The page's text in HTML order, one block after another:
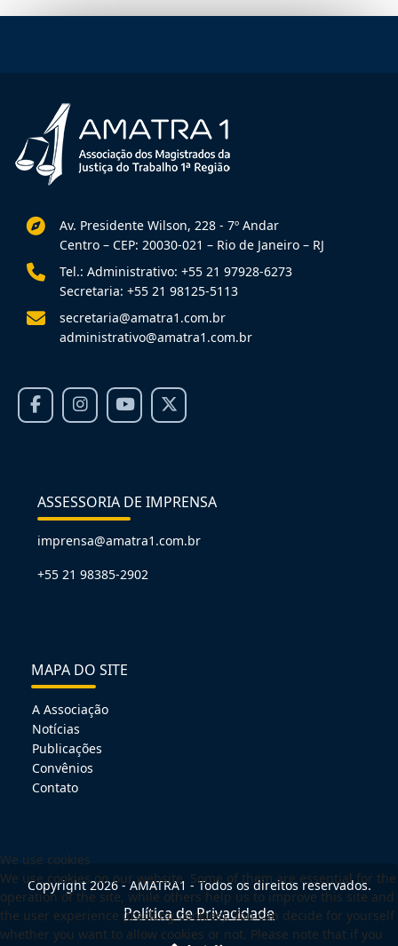
Av. Presidente Wilson, 228 - 7º Andar
Centro – CEP: 20030-021 – Rio de Janeiro – RJ
Tel.: Administrativo: +55 21 97928-6273
Secretaria: +55 21 98125-5113
secretaria@amatra1.com.br
administrativo@amatra1.com.br
ASSESSORIA DE IMPRENSA
imprensa@amatra1.com.br
+55 21 98385-2902
MAPA DO SITE
A Associação
Notícias
Publicações
Convênios
Contato
Copyright 2026 - AMATRA1 - Todos os direitos reservados.
Política de Privacidade
We use cookies
We use cookies on our website. Some of them are essential for the
operation of the site, while others help us to improve this site and
the user experience (tracking cookies). You can decide for yourself
whether you want to allow cookies or not. Please note that if you